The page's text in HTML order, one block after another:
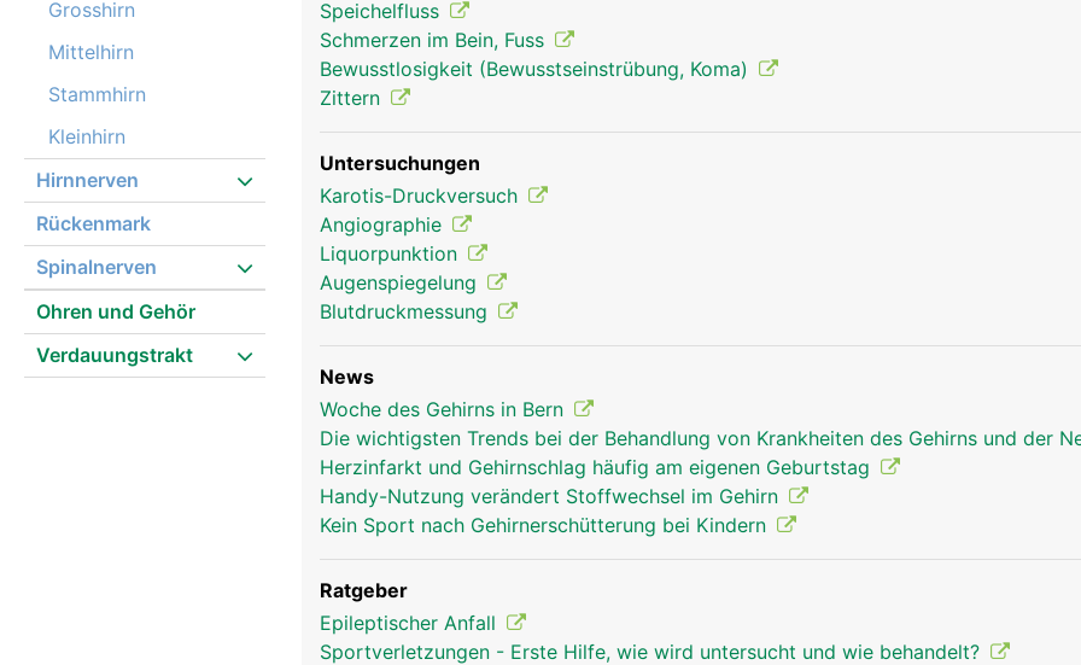
Grosshirn
Mittelhirn
Stammhirn
Kleinhirn
Hirnnerven
Rückenmark
Spinalnerven
Ohren und Gehör
Verdauungstrakt
hirn frau hirn mann
Speichelfluss
Schmerzen im Bein, Fuss
Bewusstlosigkeit (Bewusstseinstrübung, Koma)
Zittern
Untersuchungen
Karotis-Druckversuch
Angiographie
Liquorpunktion
Augenspiegelung
Blutdruckmessung
News
Woche des Gehirns in Bern
Die wichtigsten Trends bei der Behandlung von Krankheiten des Gehirns und der
Herzinfarkt und Gehirnschlag häufig am eigenen Geburtstag
Handy-Nutzung verändert Stoffwechsel im Gehirn
Kein Sport nach Gehirnerschütterung bei Kindern
Ratgeber
Epileptischer Anfall
Sportverletzungen - Erste Hilfe, wie wird untersucht und wie behandelt?